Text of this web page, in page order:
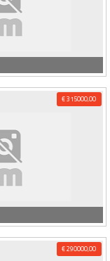
€ 315000,00
€ 290000,00